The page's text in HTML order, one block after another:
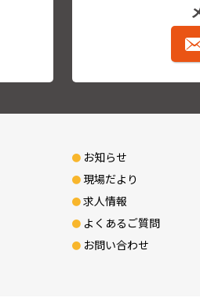
お知らせ
現場だより
求人情報
よくあるご質問
お問い合わせ